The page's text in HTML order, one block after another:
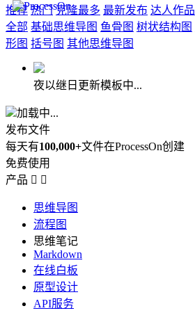
推荐 热门 克隆最多 最新发布 达人作品
全部 基础思维导图 鱼骨图 树状结构图
形图 括号图 其他思维导图
夜以继日更新模板中...
加载中...
发布文件
每天有100,000+文件在ProcessOn创建
免费使用
产品  
思维导图
流程图
思维笔记
Markdown
在线白板
原型设计
API服务